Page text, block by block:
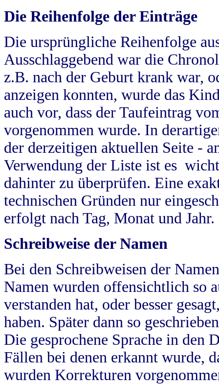
Die Reihenfolge der Einträge
Die ursprüngliche Reihenfolge
Ausschlaggebend war die
z.B. nach der Geburt krank war,
anzeigen konnten, wurde das
auch vor, dass der Taufeintrag
vorgenommen wurde. In
der derzeitigen aktuellen Seite -
Verwendung der Liste ist es
dahinter zu überprüfen. Eine
technischen Gründen nur
erfolgt nach Tag, Monat und Jahr.
Schreibweise der Namen
Bei den Schreibweisen der
Namen wurden offensichtlich so
verstanden hat, oder besser
haben. Später dann so
Die gesprochene Sprache in
Fällen bei denen erkannt wurde,
wurden Korrekturen